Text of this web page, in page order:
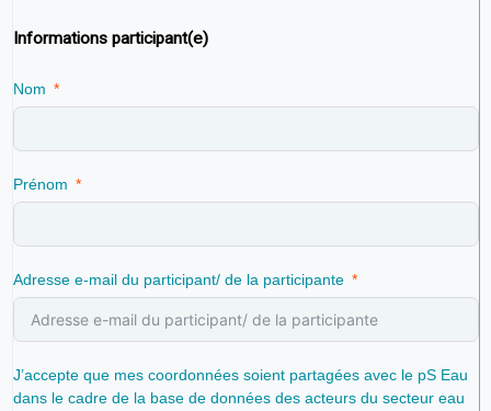
Informations participant(e)
Nom
Prénom
Adresse e-mail du participant/ de la participante
J’accepte que mes coordonnées soient partagées avec le pS Eau
dans le cadre de la base de données des acteurs du secteur eau